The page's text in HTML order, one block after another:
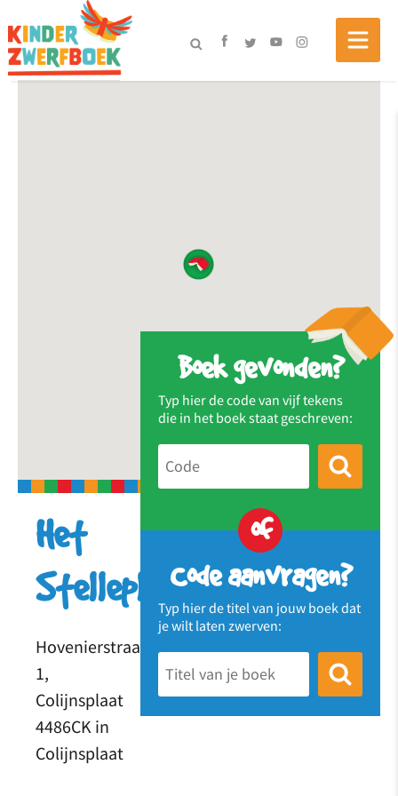
Boek gevonden?
Typ hier de code van vijf tekens
die in het boek staat geschreven:
of
Code aanvragen?
Typ hier de titel van jouw boek dat
je wilt laten zwerven:
Het
Stelleplankier
Hovenierstraat
1,
Colijnsplaat
4486CK in
Colijnsplaat